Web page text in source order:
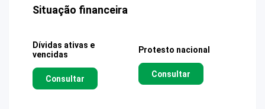
Situação financeira
Dívidas ativas e
vencidas
Consultar
Protesto nacional
Consultar